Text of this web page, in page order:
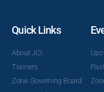
Quick Links
About JCI
Trainers
Zone Governing Board